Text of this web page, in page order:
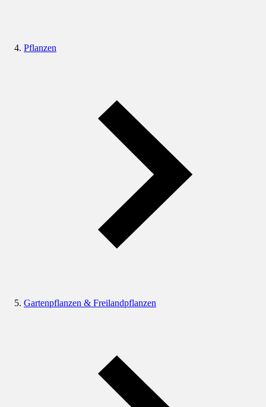
Pflanzen
Gartenpflanzen & Freilandpflanzen